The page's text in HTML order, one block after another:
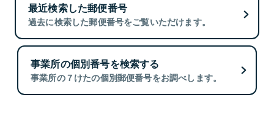
最近検索した郵便番号
過去に検索した郵便番号をご覧いただけます。
事業所の個別番号を検索する
事業所の７けたの個別郵便番号をお調べします。